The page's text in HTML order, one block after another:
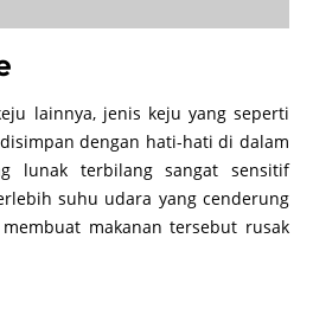
lainnya, jenis keju yang seperti
dengan hati-hati di dalam
lunak terbilang sangat sensitif
suhu udara yang cenderung
makanan tersebut rusak